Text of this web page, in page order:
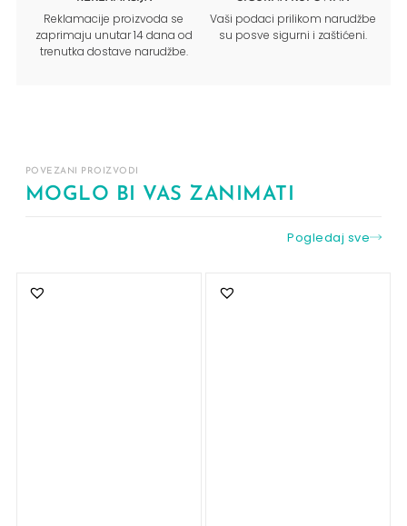
Reklamacije proizvoda se
zaprimaju unutar 14 dana od
trenutka dostave narudžbe.
Vaši podaci prilikom narudžbe
su posve sigurni i zaštićeni.
POVEZANI PROIZVODI
MOGLO BI VAS ZANIMATI
Pogledaj sve